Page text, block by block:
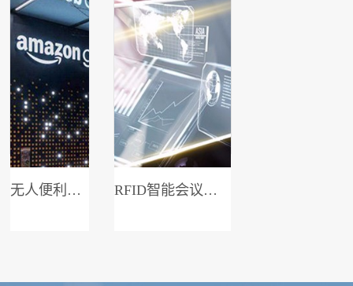
无人便利店系统 RFID智能会议签到系统